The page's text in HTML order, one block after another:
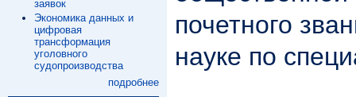
заявок
Экономика данных и
цифровая
трансформация
уголовного
судопроизводства
подробнее
почетного
науке по